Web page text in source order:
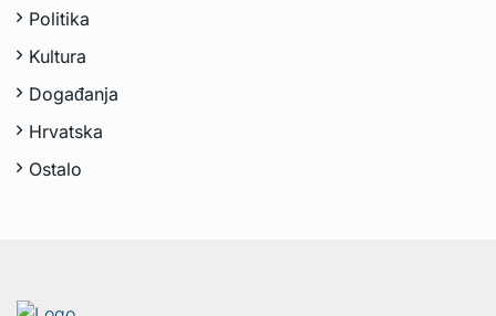
Politika
Kultura
Događanja
Hrvatska
Ostalo